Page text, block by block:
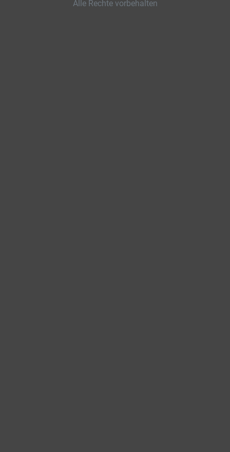
Alle Rechte vorbehalten